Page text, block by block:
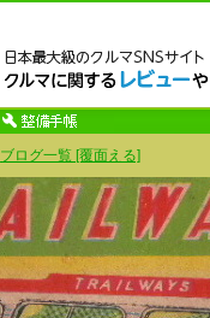
ブログ一覧 [覆面える]